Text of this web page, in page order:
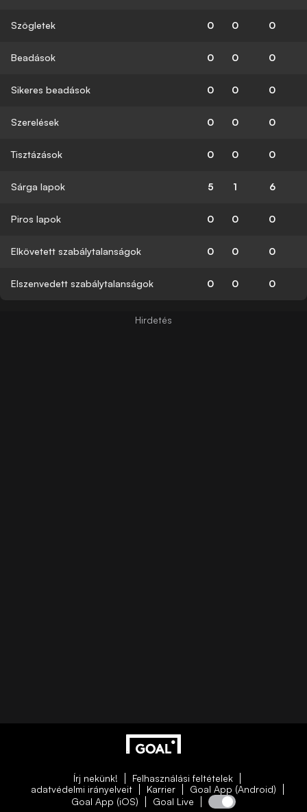
Szögletek 0 0 0
Beadások 0 0 0
Sikeres beadások 0 0 0
Szerelések 0 0 0
Tisztázások 0 0 0
Sárga lapok 5 1 6
Piros lapok 0 0 0
Elkövetett szabálytalanságok 0 0 0
Elszenvedett szabálytalanságok 0 0 0
Írj nekünk!
Felhasználási feltételek
adatvédelmi irányelveit
Karrier
Goal App (Android)
Goal App (iOS)
Goal Live